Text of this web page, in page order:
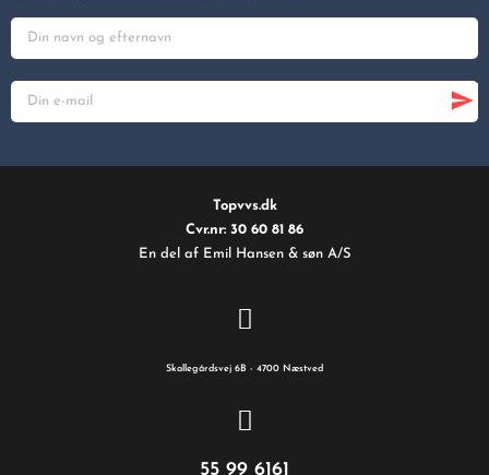
Topvvs.dk
Cvr.nr: 30 60 81 86
En del af Emil Hansen & søn A/S
Skallegårdsvej 6B - 4700 Næstved
55 99 6161